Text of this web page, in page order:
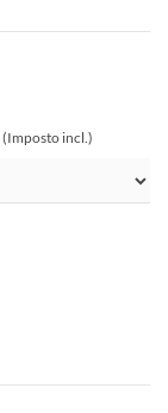
(Imposto incl.)